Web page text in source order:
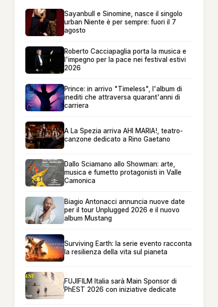
Sayanbull e Sinomine, nasce il singolo
urban Niente è per sempre: fuori il 7
agosto
Roberto Cacciapaglia porta la musica e
l'impegno per la pace nei festival estivi
2026
Prince: in arrivo "Timeless", l'album di
inediti che attraversa quarant'anni di
carriera
A La Spezia arriva AHI MARIA!, teatro-
canzone dedicato a Rino Gaetano
Dallo Sciamano allo Showman: arte,
musica e fumetto protagonisti in Valle
Camonica
Biagio Antonacci annuncia nuove date
per il tour Unplugged 2026 e il nuovo
album Mustang
Surviving Earth: la serie evento racconta
la resilienza della vita sul pianeta
FUJIFILM Italia sarà Main Sponsor di
PhEST 2026 con iniziative dedicate